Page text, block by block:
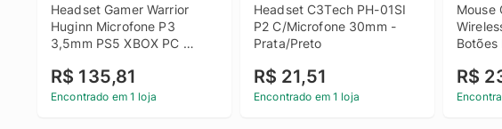
Headset Gamer Warrior
Huginn Microfone P3
3,5mm PS5 XBOX PC
R$ 135,81
Encontrado em 1 loja
Headset C3Tech PH-01SI
P2 C/Microfone 30mm -
Prata/Preto
R$ 21,51
Encontrado em 1 loja
Mouse
Botões
R$